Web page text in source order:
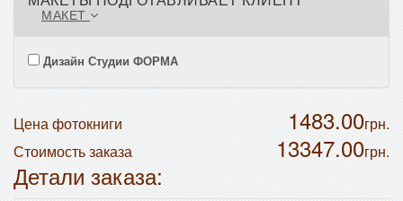
МАКЕТ
Дизайн Студии ФОРМА
Цена фотокниги 1483.00грн.
13347.00грн.
Стоимость заказа
Детали заказа: